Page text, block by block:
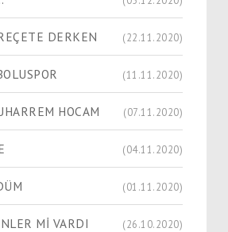
DERKEN (22.11.2020)
(11.11.2020)
HOCAM (07.11.2020)
(04.11.2020)
(01.11.2020)
Mİ VARDI (26.10.2020)